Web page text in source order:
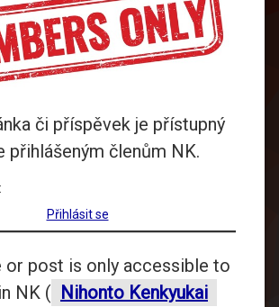
či příspěvek je přístupný
přihlášeným členům NK.
Přihlásit se
or post is only accessible to
NK ( Nihonto Kenkyukai